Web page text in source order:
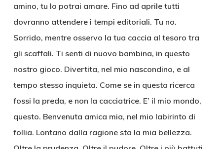
amino, tu lo potrai amare. Fino ad aprile tutti
dovranno attendere i tempi editoriali. Tu no.
Sorrido, mentre osservo la tua caccia al tesoro tra
gli scaffali. Ti senti di nuovo bambina, in questo
nostro gioco. Divertita, nel mio nascondino, e al
tempo stesso inquieta. Come se in questa ricerca
fossi la preda, e non la cacciatrice. E’ il mio mondo,
questo. Benvenuta amica mia, nel mio labirinto di
follia. Lontano dalla ragione sta la mia bellezza.